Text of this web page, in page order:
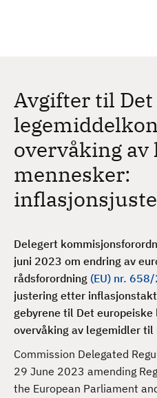
Avgifter til
overvåking
mennesker:
Delegert
juni 2023 om endring av
rådsforordning (EU) nr.
justering etter
gebyrene til Det
overvåking av legemidler til
Commission Delegated
29 June 2023 amending
the European Parliament